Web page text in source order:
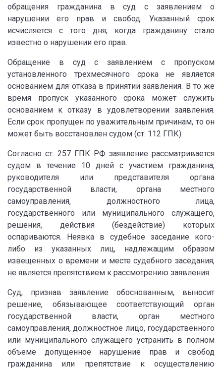
обращения гражданина в суд с заявлением о
нарушении его прав и свобод. Указанный срок
исчисляется с того дня, когда гражданину стало
известно о нарушении его прав.
Обращение в суд с заявлением с пропуском
установленного трехмесячного срока не является
основанием для отказа в принятии заявления. В то же
время пропуск указанного срока может служить
основанием к отказу в удовлетворении заявления.
Если срок пропущен по уважительным причинам, то он
может быть восстановлен судом (ст. 112 ГПК).
Согласно ст. 257 ГПК РФ заявление рассматривается
судом в течение 10 дней с участием гражданина,
руководителя или представителя органа
государственной власти, органа местного
самоуправления, должностного лица,
государственного или муниципального служащего,
решения, действия (бездействие) которых
оспариваются. Неявка в судебное заседание кого-
либо из указанных лиц, надлежащим образом
извещенных о времени и месте судебного заседания,
не является препятствием к рассмотрению заявления.
Суд, признав заявление обоснованным, выносит
решение, обязывающее соответствующий орган
государственной власти, орган местного
самоуправления, должностное лицо, государственного
или муниципального служащего устранить в полном
объеме допущенное нарушение прав и свобод
гражданина или препятствие к осуществлению